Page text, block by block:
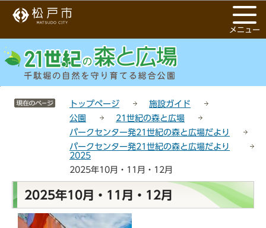
ー
ジ
先
メ
ニ
ー
メニュー
サイトメニューここまで
トップページ
施設ガイド
公園
21世紀の森と広場
パークセンター発21世紀の森と広場だより
パークセンター発21世紀の森と広場だより
2025
2025年10月・11月・12月
文
こ
2025年10月・11月・12月